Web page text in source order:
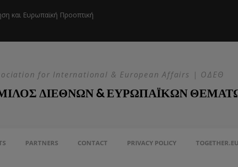
και Ευρωπαϊκή Προοπτική Η EEAS και η Επιχείρηση
for International & European Affairs | ΟΔΕΘ
ΔΙΕΘΝΩΝ & ΕΥΡΩΠΑΪΚΩΝ
PARTNERS CONTACT PRIVACY POLICY